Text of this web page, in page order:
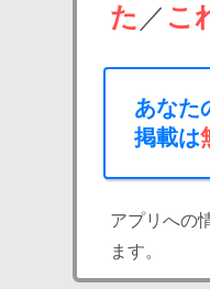
た ／ こ
あなた
掲載は
アプリへの
ます。